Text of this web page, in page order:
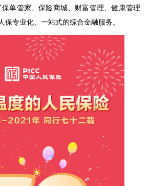
保单管家、保险商城、财富管理、健康管理
保专业化、一站式的综合金融服务。